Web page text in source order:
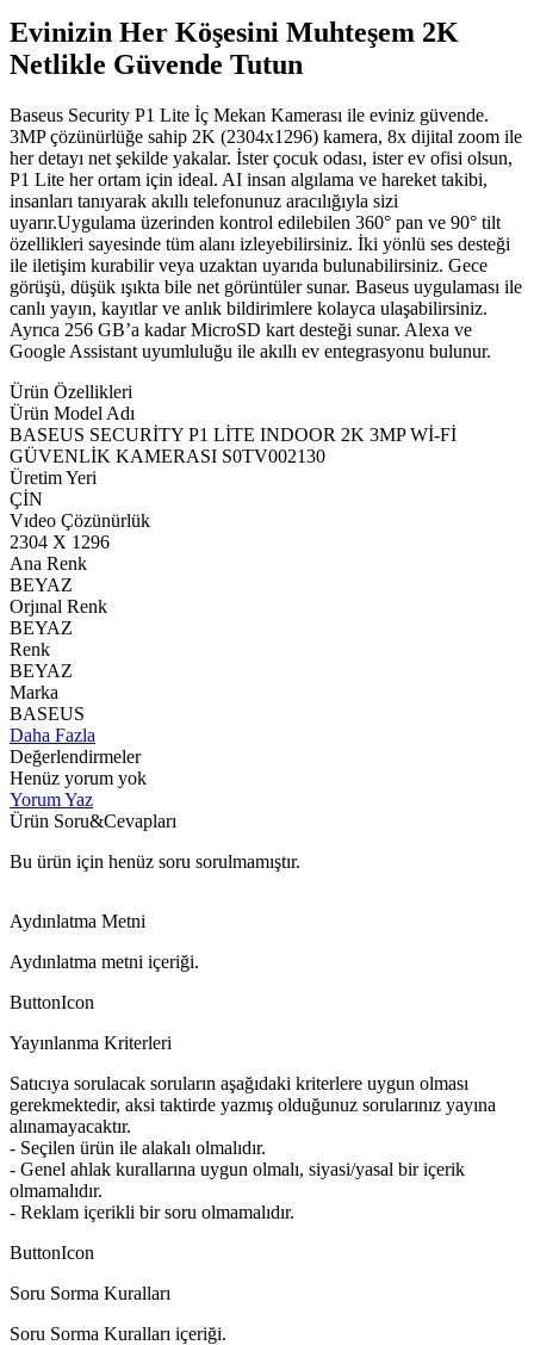
Evinizin Her Köşesini Muhteşem 2K
Netlikle Güvende Tutun
Baseus Security P1 Lite İç Mekan Kamerası ile eviniz güvende.
3MP çözünürlüğe sahip 2K (2304x1296) kamera, 8x dijital zoom ile
her detayı net şekilde yakalar. İster çocuk odası, ister ev ofisi olsun,
P1 Lite her ortam için ideal. AI insan algılama ve hareket takibi,
insanları tanıyarak akıllı telefonunuz aracılığıyla sizi
uyarır.Uygulama üzerinden kontrol edilebilen 360° pan ve 90° tilt
özellikleri sayesinde tüm alanı izleyebilirsiniz. İki yönlü ses desteği
ile iletişim kurabilir veya uzaktan uyarıda bulunabilirsiniz. Gece
görüşü, düşük ışıkta bile net görüntüler sunar. Baseus uygulaması ile
canlı yayın, kayıtlar ve anlık bildirimlere kolayca ulaşabilirsiniz.
Ayrıca 256 GB’a kadar MicroSD kart desteği sunar. Alexa ve
Google Assistant uyumluluğu ile akıllı ev entegrasyonu bulunur.
Ürün Özellikleri
Ürün Model Adı
BASEUS SECURİTY P1 LİTE INDOOR 2K 3MP Wİ-Fİ
GÜVENLİK KAMERASI S0TV002130
Üretim Yeri
ÇİN
Vıdeo Çözünürlük
2304 X 1296
Ana Renk
BEYAZ
Orjınal Renk
BEYAZ
Renk
BEYAZ
Marka
BASEUS
Daha Fazla
Değerlendirmeler
Henüz yorum yok
Yorum Yaz
Ürün Soru&Cevapları
Bu ürün için henüz soru sorulmamıştır.
Aydınlatma Metni
Aydınlatma metni içeriği.
ButtonIcon
Yayınlanma Kriterleri
Satıcıya sorulacak soruların aşağıdaki kriterlere uygun olması
gerekmektedir, aksi taktirde yazmış olduğunuz sorularınız yayına
alınamayacaktır.
- Seçilen ürün ile alakalı olmalıdır.
- Genel ahlak kurallarına uygun olmalı, siyasi/yasal bir içerik
olmamalıdır.
- Reklam içerikli bir soru olmamalıdır.
ButtonIcon
Soru Sorma Kuralları
Soru Sorma Kuralları içeriği.